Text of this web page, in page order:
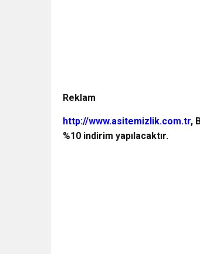
Reklam
http://www.asitemizlik.com.tr,
%10 indirim yapılacaktır.